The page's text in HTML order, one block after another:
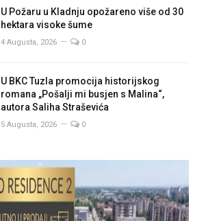
U Požaru u Kladnju opožareno više od 30
hektara visoke šume
4 Augusta, 2026 0
U BKC Tuzla promocija historijskog
romana „Pošalji mi busjen s Malina“,
autora Saliha Straševića
5 Augusta, 2026 0